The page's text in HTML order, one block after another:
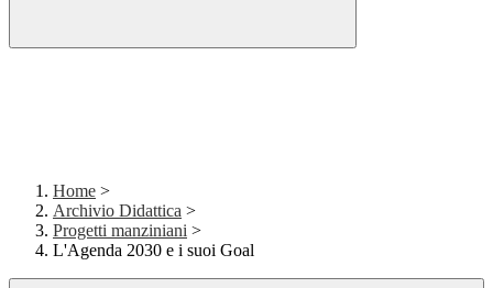
Home >
Archivio Didattica >
Progetti manziniani >
L'Agenda 2030 e i suoi Goal